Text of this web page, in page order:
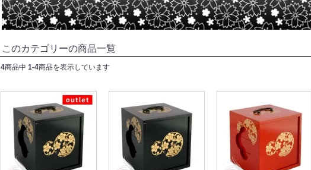
このカテゴリーの商品一覧
4商品中 1-4商品を表示しています